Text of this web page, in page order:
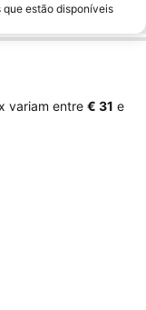
estão disponíveis
variam entre ‎€ 31 e